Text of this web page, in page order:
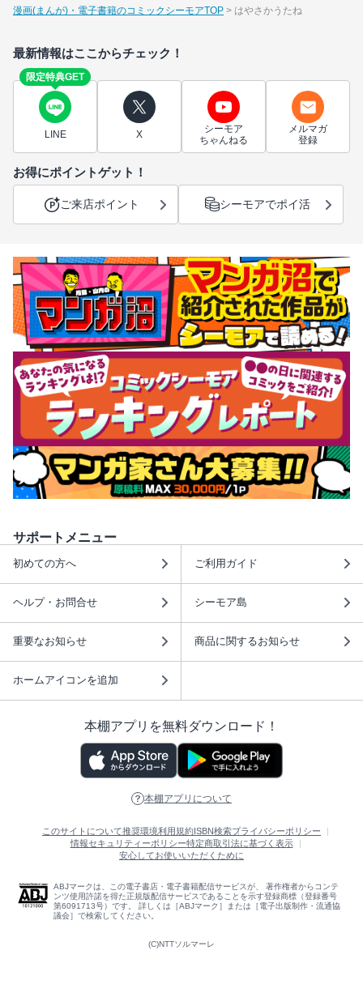
漫画(まんが)・電子書籍のコミックシーモアTOP はやさかうたね
最新情報はここからチェック！
限定特典GET
LINE X
シーモア
ちゃんねる
メルマガ
登録
お得にポイントゲット！
ご来店ポイント シーモアでポイ活
サポートメニュー
初めての方へ ご利用ガイド
ヘルプ・お問合せ シーモア島
重要なお知らせ 商品に関するお知らせ
ホームアイコンを追加
本棚アプリを無料ダウンロード！
本棚アプリについて
このサイトについて推奨環境利用規約ISBN検索プライバシーポリシー
情報セキュリティーポリシー特定商取引法に基づく表示
安心してお使いいただくために
ABJマークは、この電子書店・電子書籍配信サービスが、 著作権者からコンテ
ンツ使用許諾を得た正規版配信サービスであることを示す登録商標（登録番号
第6091713号）です。 詳しくは［ABJマーク］または［電子出版制作・流通協
議会］で検索してください。
(C)NTTソルマーレ